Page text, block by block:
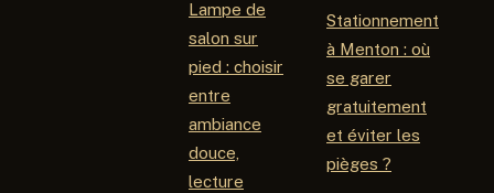
Lampe de
salon sur
pied : choisir
entre
ambiance
douce,
lecture
Stationnement
à Menton : où
se garer
gratuitement
et éviter les
pièges ?